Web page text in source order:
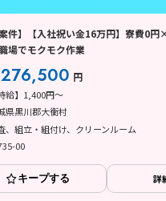
案件】【入社祝い金16万円】寮費0
場でモクモク作業
276,500 円
給】1,400円～
県黒川郡大衡村
、組立・組付け、クリーンルーム
00
キープする 詳